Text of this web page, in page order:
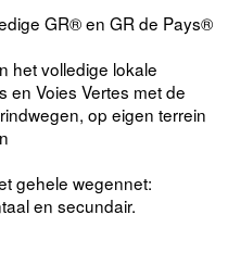
GR® en GR de Pays®
het volledige lokale
en Voies Vertes met de
op eigen terrein
gehele wegennet:
en secundair.